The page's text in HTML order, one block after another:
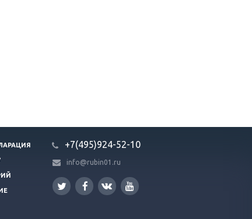
+7(495)924-52-10
info@rubin01.ru